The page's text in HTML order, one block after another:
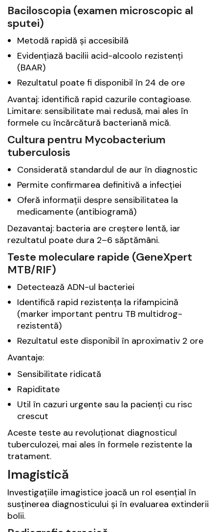
Baciloscopia (examen microscopic al
sputei)
Metodă rapidă și accesibilă
Evidențiază bacilii acid-alcoolo rezistenți
(BAAR)
Rezultatul poate fi disponibil în 24 de ore
Avantaj: identifică rapid cazurile contagioase.
Limitare: sensibilitate mai redusă, mai ales în
formele cu încărcătură bacteriană mică.
Cultura pentru Mycobacterium
tuberculosis
Considerată standardul de aur în diagnostic
Permite confirmarea definitivă a infecției
Oferă informații despre sensibilitatea la
medicamente (antibiogramă)
Dezavantaj: bacteria are creștere lentă, iar
rezultatul poate dura 2–6 săptămâni.
Teste moleculare rapide (GeneXpert
MTB/RIF)
Detectează ADN-ul bacteriei
Identifică rapid rezistența la rifampicină
(marker important pentru TB multidrog-
rezistentă)
Rezultatul este disponibil în aproximativ 2 ore
Avantaje:
Sensibilitate ridicată
Rapiditate
Util în cazuri urgente sau la pacienți cu risc
crescut
Aceste teste au revoluționat diagnosticul
tuberculozei, mai ales în formele rezistente la
tratament.
Imagistică
Investigațiile imagistice joacă un rol esențial în
susținerea diagnosticului și în evaluarea extinderii
bolii.